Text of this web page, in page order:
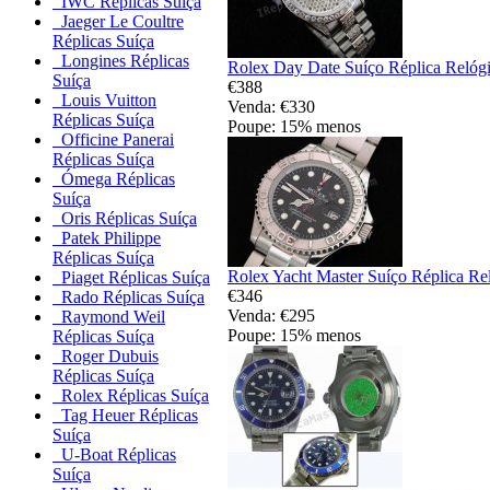
Jaeger Le Coultre
Réplicas Suíça
Longines Réplicas
Suíça
Louis Vuitton
Réplicas Suíça
Officine Panerai
Réplicas Suíça
Ómega Réplicas
Suíça
Oris Réplicas Suíça
Patek Philippe
Réplicas Suíça
Piaget Réplicas Suíça
Rado Réplicas Suíça
Raymond Weil
Réplicas Suíça
Roger Dubuis
Réplicas Suíça
Rolex Réplicas Suíça
Tag Heuer Réplicas
Suíça
U-Boat Réplicas
Suíça
Rolex Day Date Suíço Réplica
€388
Venda: €330
Poupe: 15% menos
Rolex Yacht Master Suíço Réplica
€346
Venda: €295
Poupe: 15% menos